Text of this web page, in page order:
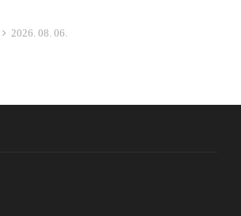
2026. 08. 06.